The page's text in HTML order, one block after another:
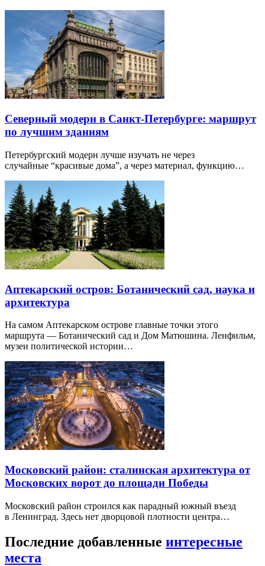
Северный модерн в Санкт-Петербурге: маршрут
по лучшим зданиям
Петербургский модерн лучше изучать не через
случайные “красивые дома”, а через материал, функцию…
Аптекарский остров: Ботанический сад, наука и
архитектура
На самом Аптекарском острове главные точки этого
маршрута — Ботанический сад и Дом Матюшина. Ленфильм,
музеи политической истории…
Московский район: сталинская архитектура от
Московских ворот до площади Победы
Московский район строился как парадный южный въезд
в Ленинград. Здесь нет дворцовой плотности центра…
Последние добавленные интересные
места